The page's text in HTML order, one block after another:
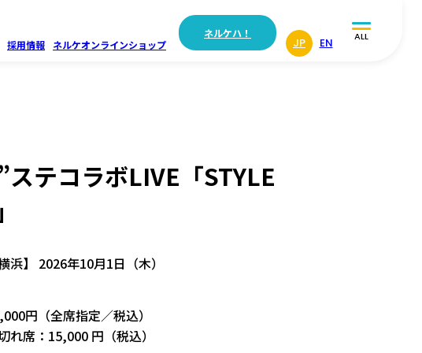
ネルケハ！
採用情報 ネルケオンラインショップ JP EN ALL
テコラボLIVE「STYLE
横浜】 2026年10月1日（木）
円（全席指定／税込）
れ席：15,000 円（税込）